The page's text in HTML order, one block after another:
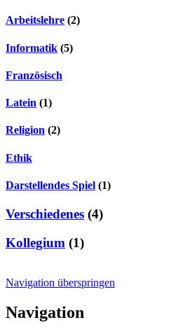
Arbeitslehre (2)
Informatik (5)
Französisch
Latein (1)
Religion (2)
Ethik
Darstellendes Spiel (1)
Verschiedenes (4)
Kollegium (1)
Navigation überspringen
Navigation